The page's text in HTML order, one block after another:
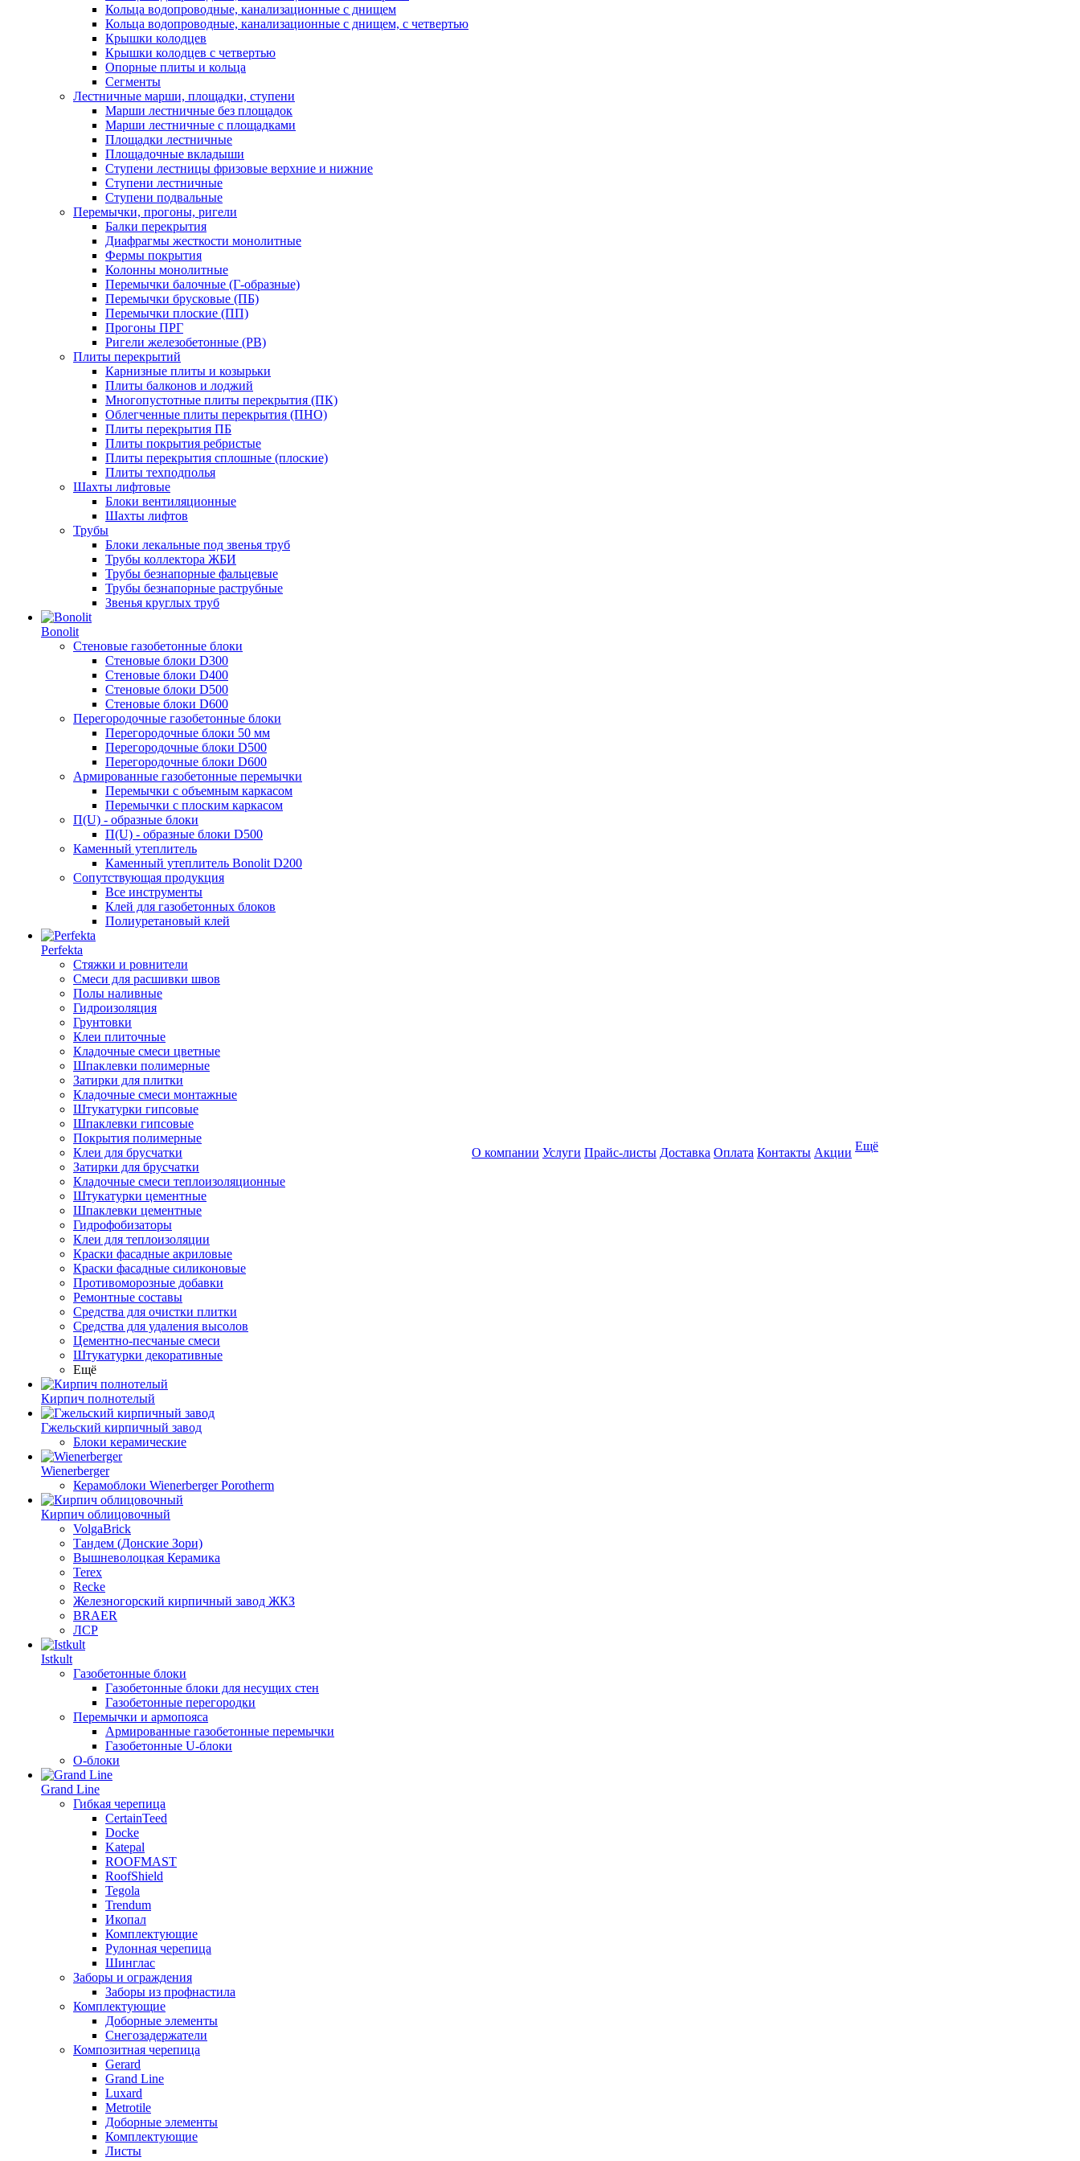
Кольца водопроводные, канализационные с днищем
Кольца водопроводные, канализационные с днищем, с четвертью
Крышки колодцев
Крышки колодцев с четвертью
Опорные плиты и кольца
Сегменты
Лестничные марши, площадки, ступени
Марши лестничные без площадок
Марши лестничные с площадками
Площадки лестничные
Площадочные вкладыши
Ступени лестницы фризовые верхние и нижние
Ступени лестничные
Ступени подвальные
Перемычки, прогоны, ригели
Балки перекрытия
Диафрагмы жесткости монолитные
Фермы покрытия
Колонны монолитные
Перемычки балочные (Г-образные)
Перемычки брусковые (ПБ)
Перемычки плоские (ПП)
Прогоны ПРГ
Ригели железобетонные (РВ)
Плиты перекрытий
Карнизные плиты и козырьки
Плиты балконов и лоджий
Многопустотные плиты перекрытия (ПК)
Облегченные плиты перекрытия (ПНО)
Плиты перекрытия ПБ
Плиты покрытия ребристые
Плиты перекрытия сплошные (плоские)
Плиты техподполья
Шахты лифтовые
Блоки вентиляционные
Шахты лифтов
Трубы
Блоки лекальные под звенья труб
Трубы коллектора ЖБИ
Трубы безнапорные фальцевые
Трубы безнапорные раструбные
Звенья круглых труб
Bonolit
Стеновые газобетонные блоки
Стеновые блоки D300
Стеновые блоки D400
Стеновые блоки D500
Стеновые блоки D600
Перегородочные газобетонные блоки
Перегородочные блоки 50 мм
Перегородочные блоки D500
Перегородочные блоки D600
Армированные газобетонные перемычки
Перемычки с объемным каркасом
Перемычки с плоским каркасом
П(U) - образные блоки
П(U) - образные блоки D500
Каменный утеплитель
Каменный утеплитель Bonolit D200
Сопутствующая продукция
Все инструменты
Клей для газобетонных блоков
Полиуретановый клей
Perfekta
Стяжки и ровнители
Смеси для расшивки швов
Полы наливные
Гидроизоляция
Грунтовки
Клеи плиточные
Кладочные смеси цветные
Шпаклевки полимерные
Затирки для плитки
Кладочные смеси монтажные
Штукатурки гипсовые
Шпаклевки гипсовые
Покрытия полимерные
Клеи для брусчатки
Затирки для брусчатки
Кладочные смеси теплоизоляционные
Штукатурки цементные
Шпаклевки цементные
Гидрофобизаторы
Клеи для теплоизоляции
Краски фасадные акриловые
Краски фасадные силиконовые
Противоморозные добавки
Ремонтные составы
Средства для очистки плитки
Средства для удаления высолов
Цементно-песчаные смеси
Штукатурки декоративные
Ещё
Кирпич полнотелый
Гжельский кирпичный завод
Блоки керамические
Wienerberger
Керамоблоки Wienerberger Porotherm
Кирпич облицовочный
VolgaBrick
Тандем (Донские Зори)
Вышневолоцкая Керамика
Terex
Recke
Железногорский кирпичный завод ЖКЗ
BRAER
ЛСР
Istkult
Газобетонные блоки
Газобетонные блоки для несущих стен
Газобетонные перегородки
Перемычки и армопояса
Армированные газобетонные перемычки
Газобетонные U-блоки
О-блоки
Grand Line
Гибкая черепица
CertainTeed
Docke
Katepal
ROOFMAST
RoofShield
Tegola
Trendum
Икопал
Комплектующие
Рулонная черепица
Шинглас
Заборы и ограждения
Заборы из профнастила
Комплектующие
Доборные элементы
Снегозадержатели
Композитная черепица
Gerard
Grand Line
Luxard
Metrotile
Доборные элементы
Комплектующие
Листы
О компании Услуги Прайс-листы Доставка Оплата Контакты Акции Ещё